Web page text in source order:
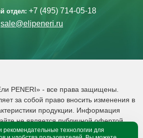
отдел: +7 (495) 714-05-18
sale@elipeneri.ru
PENERI» - все права защищены.
за собой право вносить изменения в
продукции. Информация
не является публичной офертой.
персональных данных
технологии для